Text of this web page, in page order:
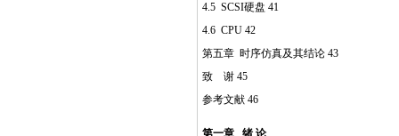
4.5 SCSI硬盘 41
4.6 CPU 42
第五章 时序仿真及其结论 43
致 谢 45
参考文献 46
第一章 绪 论